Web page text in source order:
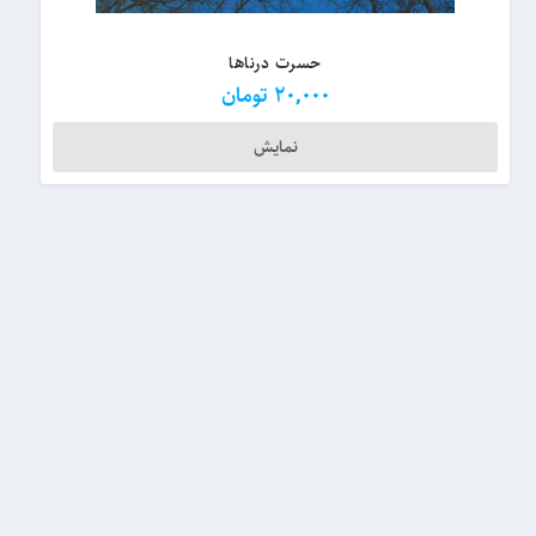
حسرت درناها
20,000 تومان
نمایش